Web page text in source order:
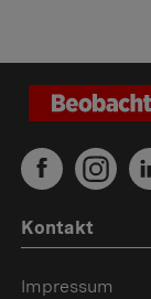
Kontakt
Impressum